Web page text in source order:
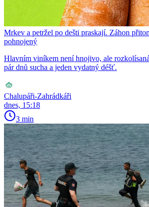
Mrkev a petržel po dešti praskají. Záhon
pohnojený
Hlavním viníkem není hnojivo, ale
pár dnů sucha a jeden vydatný déšť.
Chalupáři-Zahrádkáři
dnes, 15:18
3 min